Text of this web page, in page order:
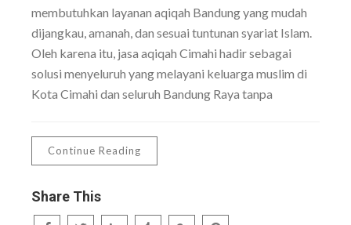
membutuhkan layanan aqiqah Bandung yang mudah
dijangkau, amanah, dan sesuai tuntunan syariat Islam.
Oleh karena itu, jasa aqiqah Cimahi hadir sebagai
solusi menyeluruh yang melayani keluarga muslim di
Kota Cimahi dan seluruh Bandung Raya tanpa
Continue Reading
Share This